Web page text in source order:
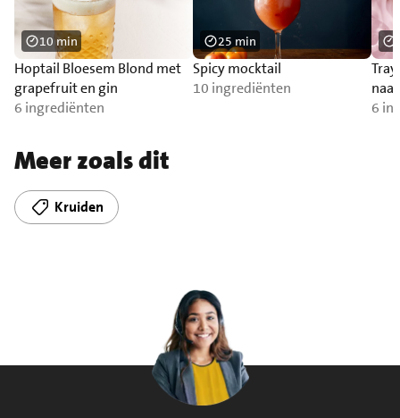
Hoptail Bloesem Blond met
grapefruit en gin
6 ingrediënten
10 min
Spicy mocktail
10 ingrediënten
25 min
6
Meer zoals dit
Kruiden